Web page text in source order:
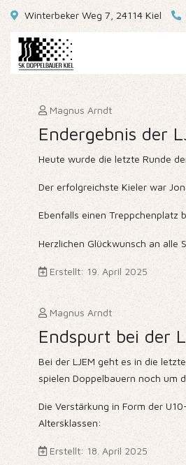
Winterbeker Weg 7, 24114 Kiel
Magnus Arndt
Endergebnis der
Heute wurde die letzte Runde
Der erfolgreichste Kieler war
Ebenfalls einen Treppchenplatz
Herzlichen Glückwunsch an alle
Erstellt: 19. April 2025
Magnus Arndt
Endspurt bei der
Bei der LJEM geht es in die
spielen Doppelbauern noch um
Die Verstärkung in Form der
Altersklassen:
Erstellt: 18. April 2025